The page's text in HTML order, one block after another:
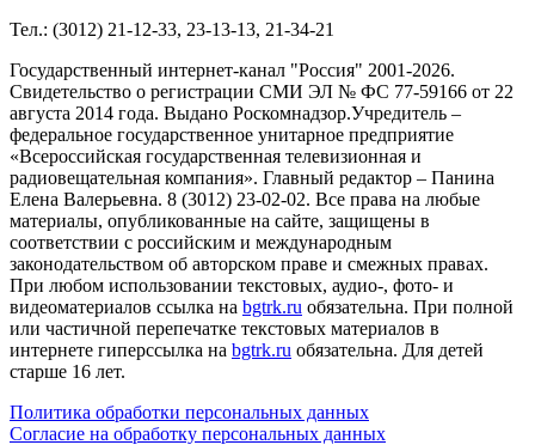
Тел.: (3012) 21-12-33, 23-13-13, 21-34-21
Государственный интернет-канал "Россия" 2001-2026.
Cвидетельство о регистрации СМИ ЭЛ № ФС 77-59166 от 22
августа 2014 года. Выдано Роскомнадзор.Учредитель –
федеральное государственное унитарное предприятие
«Всероссийская государственная телевизионная и
радиовещательная компания». Главный редактор – Панина
Елена Валерьевна. 8 (3012) 23-02-02. Все права на любые
материалы, опубликованные на сайте, защищены в
соответствии с российским и международным
законодательством об авторском праве и смежных правах.
При любом использовании текстовых, аудио-, фото- и
видеоматериалов ссылка на bgtrk.ru обязательна. При полной
или частичной перепечатке текстовых материалов в
интернете гиперссылка на bgtrk.ru обязательна. Для детей
старше 16 лет.
Политика обработки персональных данных
Согласие на обработку персональных данных